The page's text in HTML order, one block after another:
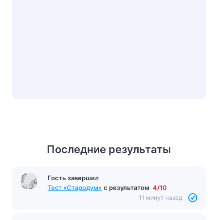
Последние результаты
Гость завершил
Тест «Стародум» с результатом 4/10
11 минут назад